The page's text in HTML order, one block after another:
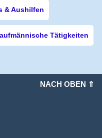
& Aushilfen
Tätigkeiten
NACH OBEN ⇑